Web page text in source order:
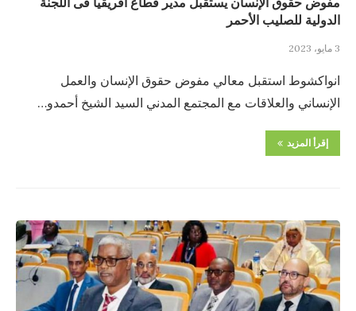
الدولية للصليب الأحمر
3 مايو، 2023
انواكشوط استقبل معالي مفوض حقوق الإنسان والعمل
الإنساني والعلاقات مع المجتمع المدني السيد الشيخ أحمدو…
إقرأ المزيد